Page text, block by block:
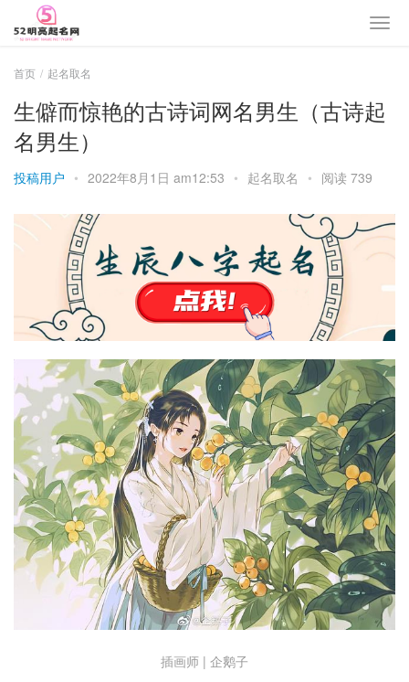
首页 起名取名
生僻而惊艳的古诗词网名男生（古诗起
名男生）
投稿用户 • 2022年8月1日 am12:53 • 起名取名 • 阅读 739
插画师 | 企鹅子